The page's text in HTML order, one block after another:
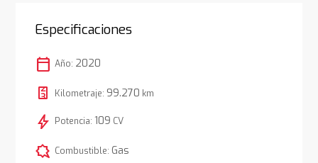
Especificaciones
calendar_today Año: 2020
Kilometraje: 99.270 km
bolt Potencia: 109 CV
comic_bubble Combustible: Gas